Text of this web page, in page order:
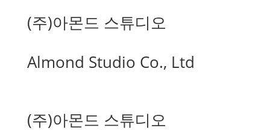
(주)아몬드 스튜디오
Almond Studio Co., Ltd
(주)아몬드 스튜디오